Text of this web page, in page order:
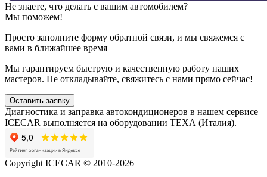
Не знаете, что делать с вашим автомобилем?
Мы поможем!
Просто заполните форму обратной связи, и мы свяжемся с
вами в ближайшее время
Мы гарантируем быструю и качественную работу наших
мастеров. Не откладывайте, свяжитесь с нами прямо сейчас!
Оставить заявку
Диагностика и заправка автокондиционеров в нашем сервисе
ICECAR выполняется на оборудовании ТЕХА (Италия).
Copyright ICECAR © 2010-2026